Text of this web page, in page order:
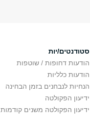
סטודנטים/יות
הודעות דחופות / שוטפות
הודעות כלליות
הנחיות לנבחנים בזמן הבחינה
ידיעון הפקולטה
ידיעון הפקולטה משנים קודמות